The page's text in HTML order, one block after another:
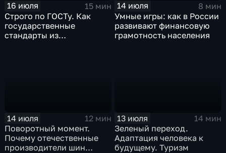
16 июля
15 мин
Строго по ГОСТу. Как
государственные
стандарты из
14 июля
8 мин
Умные игры: как в России
развивают финансовую
грамотность населения
14 июля
12 мин
Поворотный момент.
Почему отечественные
производители шин
13 июля
14 мин
Зеленый переход.
Адаптация человека к
будущему. Туризм